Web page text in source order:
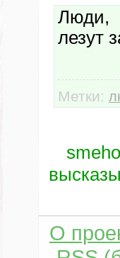
Люди,
лезут
Метки:
О